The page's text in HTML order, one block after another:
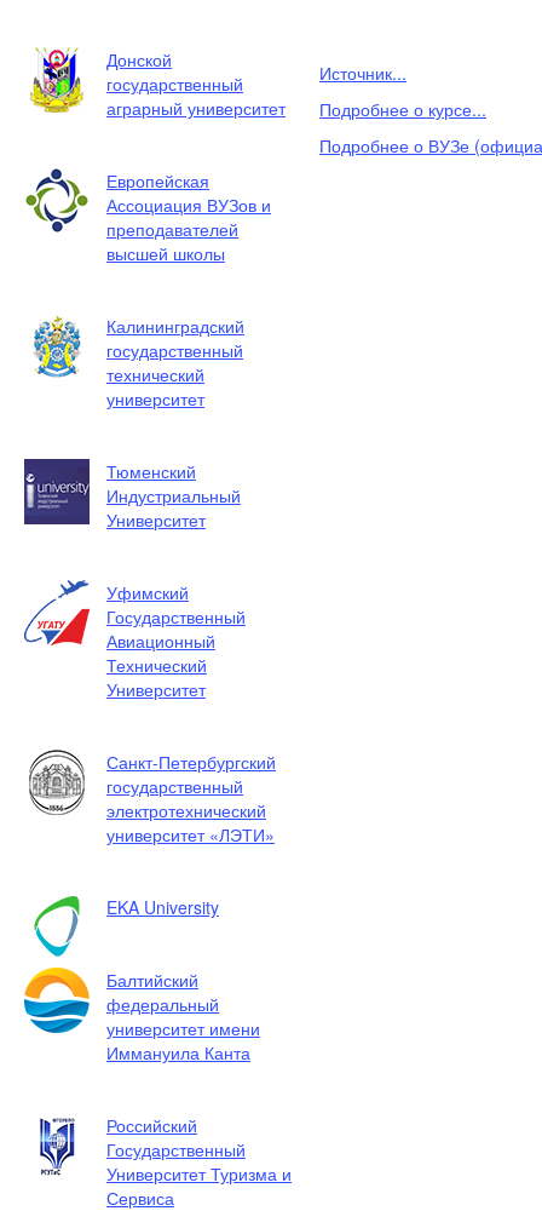
Донской
государственный
аграрный университет
Европейская
Ассоциация ВУЗов и
преподавателей
высшей школы
Калининградский
государственный
технический
университет
Тюменский
Индустриальный
Университет
Уфимский
Государственный
Авиационный
Технический
Университет
Санкт-Петербургский
государственный
электротехнический
университет «ЛЭТИ»
EKA University
Балтийский
федеральный
университет имени
Иммануила Канта
Российский
Государственный
Университет Туризма и
Сервиса
Источник...
Подробнее о курсе...
Подробнее о ВУЗе